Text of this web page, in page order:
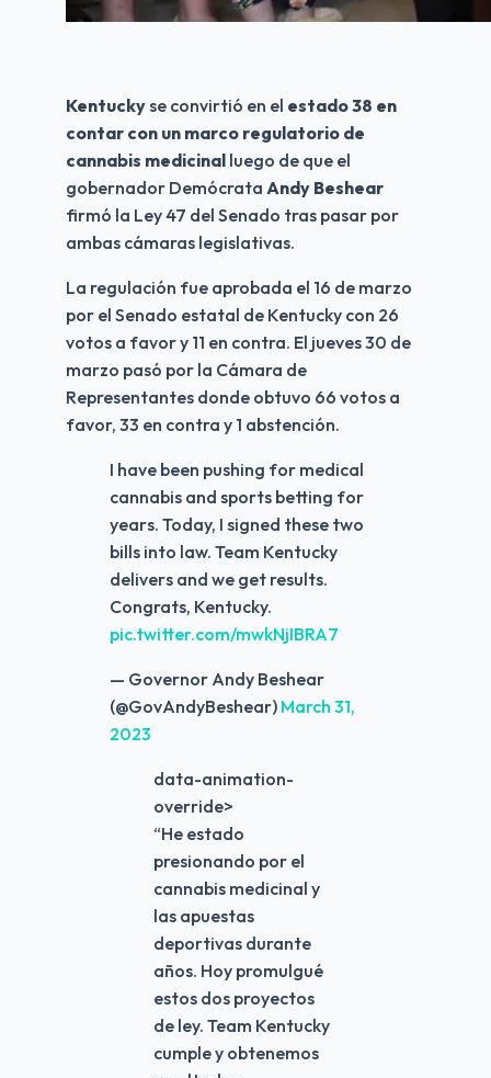
Kentucky se convirtió en el estado 38 en
contar con un marco regulatorio de
cannabis medicinal luego de que el
gobernador Demócrata Andy Beshear
firmó la Ley 47 del Senado tras pasar por
ambas cámaras legislativas.
La regulación fue aprobada el 16 de marzo
por el Senado estatal de Kentucky con 26
votos a favor y 11 en contra. El jueves 30 de
marzo pasó por la Cámara de
Representantes donde obtuvo 66 votos a
favor, 33 en contra y 1 abstención.
I have been pushing for medical
cannabis and sports betting for
years. Today, I signed these two
bills into law. Team Kentucky
delivers and we get results.
Congrats, Kentucky.
pic.twitter.com/mwkNjIBRA7
— Governor Andy Beshear
(@GovAndyBeshear) March 31,
2023
data-animation-
override>
“He estado
presionando por el
cannabis medicinal y
las apuestas
deportivas durante
años. Hoy promulgué
estos dos proyectos
de ley. Team Kentucky
cumple y obtenemos